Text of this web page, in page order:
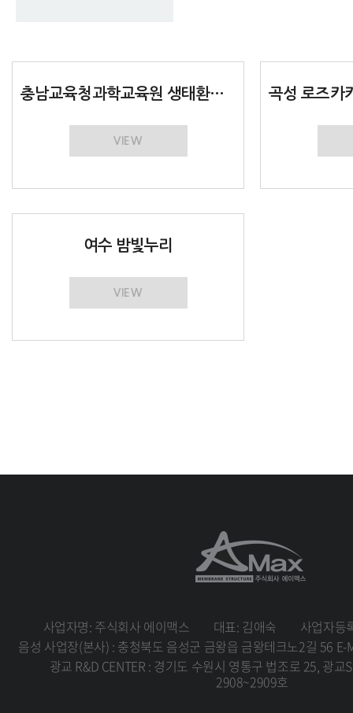
충남교육청과학교육원 생태환경배움터
VIEW
여수 밤빛누리
VIEW
사업자명: 주식회사 에이맥스 대표: 김애숙
사업자등
음성 사업장(본사) : 충청북도 음성군 금왕읍 금왕테크노2길 56
광교 R&D CENTER : 경기도 수원시 영통구 법조로 25, 광교
2908~2909호